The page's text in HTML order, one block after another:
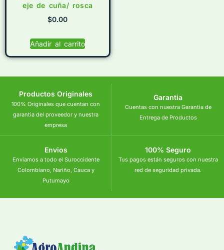
eje de cuña/ rosca
$0.00
Añadir al carrito
Productos Originales
100% Originales que cuentan con
garantia del proveedor y nuestra
empresa
Garantia
Cuentas con nuestra Garantia de
Entrega de Productos
Envios
Enviamos a todo el Suroccidente
Colombiano, Nariño, Cauca y
Putumayo
100% Seguro
Tus pagos están seguros con nuestra
red de seguridad privada.